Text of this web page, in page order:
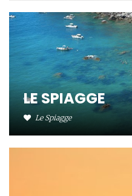
LE SPIAGGE
Le Spiagge